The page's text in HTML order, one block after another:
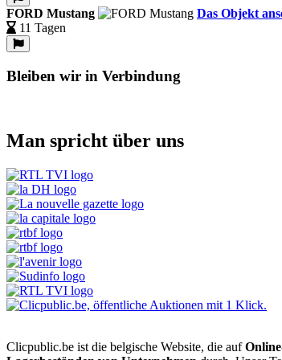
FORD Mustang
Das Objekt
11 Tagen
Bleiben wir in Verbindung
Man spricht über uns
Clicpublic.be ist die belgische Website, die auf